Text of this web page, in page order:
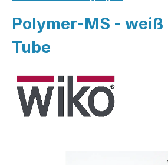
Polymer-MS - weiß
Tube